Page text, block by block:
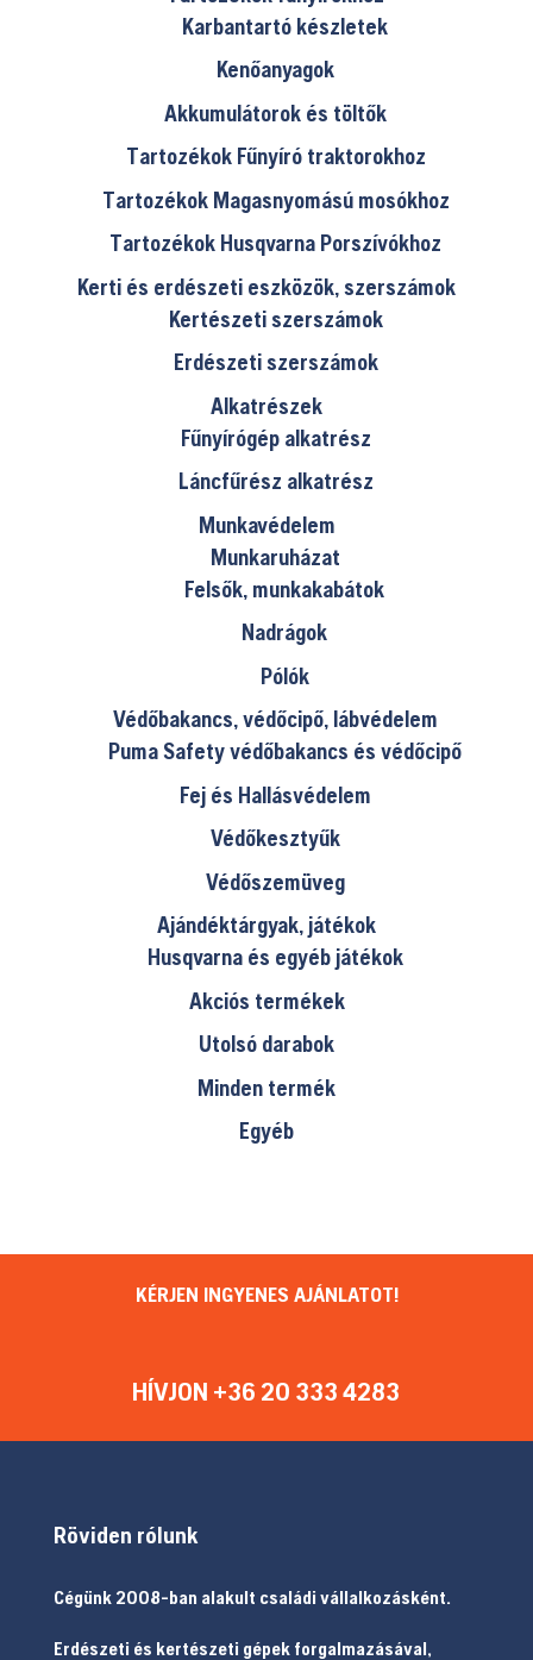
Karbantartó készletek
Kenőanyagok
Akkumulátorok és töltők
Tartozékok Fűnyíró traktorokhoz
Tartozékok Magasnyomású mosókhoz
Tartozékok Husqvarna Porszívókhoz
Kerti és erdészeti eszközök, szerszámok
Kertészeti szerszámok
Erdészeti szerszámok
Alkatrészek
Fűnyírógép alkatrész
Láncfűrész alkatrész
Munkavédelem
Munkaruházat
Felsők, munkakabátok
Nadrágok
Pólók
Védőbakancs, védőcipő, lábvédelem
Puma Safety védőbakancs és védőcipő
Fej és Hallásvédelem
Védőkesztyűk
Védőszemüveg
Ajándéktárgyak, játékok
Husqvarna és egyéb játékok
Akciós termékek
Utolsó darabok
Minden termék
Egyéb
KÉRJEN INGYENES AJÁNLATOT!
HÍVJON +36 20 333 4283
Röviden rólunk
Cégünk 2008-ban alakult családi vállalkozásként.
Erdészeti és kertészeti gépek forgalmazásával,